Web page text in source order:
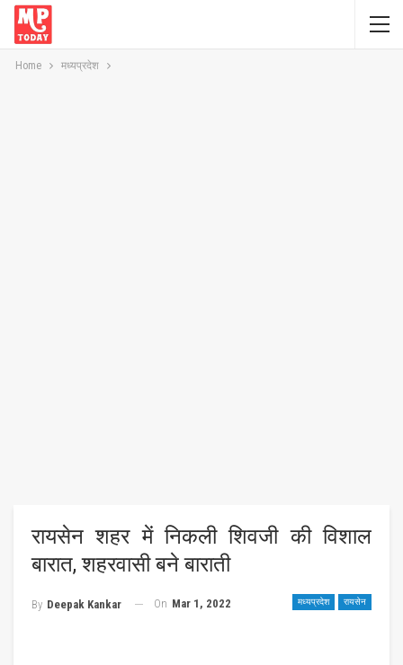
Home मध्यप्रदेश
रायसेन शहर में निकली शिवजी की विशाल
बारात, शहरवासी बने बाराती
मध्यप्रदेश रायसेन
By Deepak Kankar On Mar 1, 2022